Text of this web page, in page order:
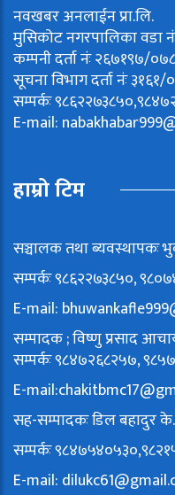
नवखबर अनलाईन प्रा.लि.
मुसिकोट नगरपालिका वडा
कम्पनी दर्ता नंः २६७१९७/
सूचना विभाग दर्ता नंः
सम्पर्कः
E-mail:
हाम्रो टिम
सञ्चालक तथा ब्यवस्थापकः
सम्पर्कः ९८६२२७३८५०,
E-mail:
सम्पादक ; विष्णु प्रसाद
सम्पर्कः ९८४७२६८२५७,
E-mail:
सह-सम्पादकः डिल बहादुर
सम्पर्कः
E-mail: